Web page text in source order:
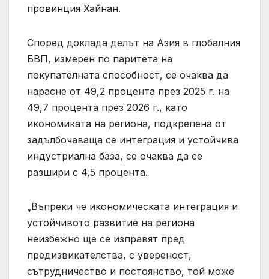
провинция Хайнан.
Според доклада делът на Азия в глобалния
БВП, измерен по паритета на
покупателната способност, се очаква да
нарасне от 49,2 процента през 2025 г. на
49,7 процента през 2026 г., като
икономиката на региона, подкрепена от
задълбочаваща се интеграция и устойчива
индустриална база, се очаква да се
разшири с 4,5 процента.
„Въпреки че икономическата интеграция и
устойчивото развитие на региона
неизбежно ще се изправят пред
предизвикателства, с увереност,
сътрудничество и постоянство, той може